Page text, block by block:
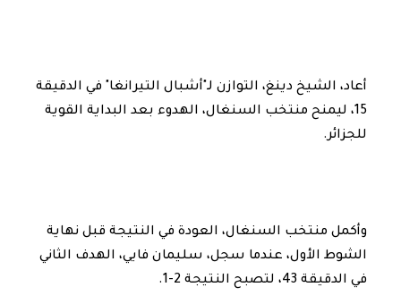
أعاد، الشيخ دينغ، التوازن لـ"أشبال التيرانغا" في الدقيقة
15، ليمنح منتخب السنغال، الهدوء بعد البداية القوية
للجزائر.
وأكمل منتخب السنغال، العودة في النتيجة قبل نهاية
الشوط الأول، عندما سجل، سليمان فايي، الهدف الثاني
في الدقيقة 43، لتصبح النتيجة 2-1.